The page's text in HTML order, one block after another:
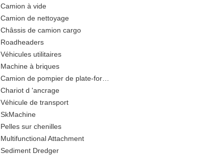
Camion à vide
Camion de nettoyage
Châssis de camion cargo
Roadheaders
Véhicules utilitaires
Machine à briques
Camion de pompier de plate-forme
Chariot d 'ancrage
Véhicule de transport
SkMachine
Pelles sur chenilles
Multifunctional Attachment
Sediment Dredger